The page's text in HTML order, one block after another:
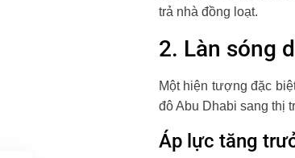
trả nhà đồng loạt.
2. Làn sóng
Một hiện tượng đặc
đô Abu Dhabi sang thị
Áp lực tăng